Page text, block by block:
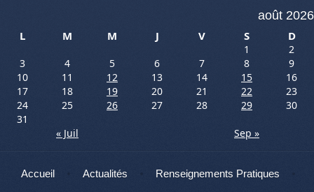
août 2026
L
M M J V S D
1
2
3
4 5 6 7 8
9
10
11 12 13 14 15
16
17
18 19 20 21 22
23
24
25 26 27 28 29
30
31
« Juil
Sep »
Menu
Aller au contenu
Accueil Actualités Renseignements Pratiques